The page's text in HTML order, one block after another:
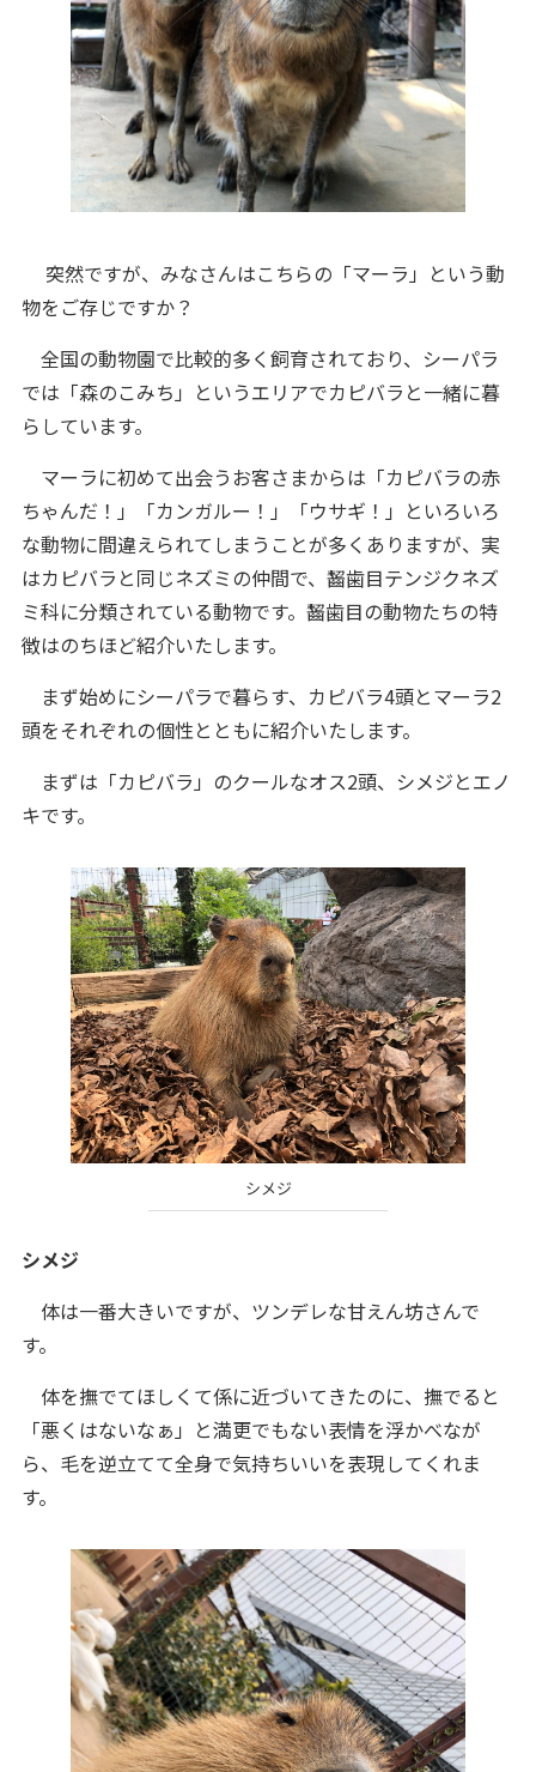
突然ですが、みなさんはこちらの「マーラ」という動
物をご存じですか？
全国の動物園で比較的多く飼育されており、シーパラ
では「森のこみち」というエリアでカピバラと一緒に暮
らしています。
マーラに初めて出会うお客さまからは「カピバラの赤
ちゃんだ！」「カンガルー！」「ウサギ！」といろいろ
な動物に間違えられてしまうことが多くありますが、実
はカピバラと同じネズミの仲間で、齧歯目テンジクネズ
ミ科に分類されている動物です。齧歯目の動物たちの特
徴はのちほど紹介いたします。
まず始めにシーパラで暮らす、カピバラ4頭とマーラ2
頭をそれぞれの個性とともに紹介いたします。
まずは「カピバラ」のクールなオス2頭、シメジとエノ
キです。
シメジ
シメジ
体は一番大きいですが、ツンデレな甘えん坊さんで
す。
体を撫でてほしくて係に近づいてきたのに、撫でると
「悪くはないなぁ」と満更でもない表情を浮かべなが
ら、毛を逆立てて全身で気持ちいいを表現してくれま
す。